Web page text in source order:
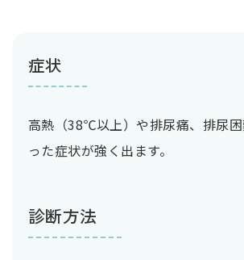
症状
高熱（38℃以上）や排尿痛、排尿
った症状が強く出ます。
診断方法